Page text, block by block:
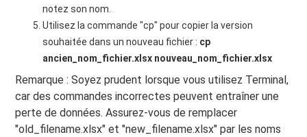
notez son nom.
Utilisez la commande "cp" pour copier la version
souhaitée dans un nouveau fichier : cp
ancien_nom_fichier.xlsx nouveau_nom_fichier.xlsx
Remarque : Soyez prudent lorsque vous utilisez Terminal,
car des commandes incorrectes peuvent entraîner une
perte de données. Assurez-vous de remplacer
"old_filename.xlsx" et "new_filename.xlsx" par les noms